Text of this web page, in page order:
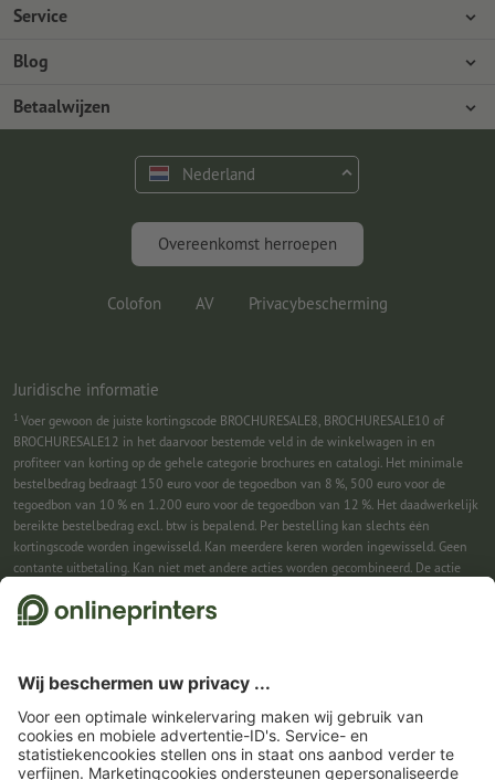
Ondernemingen
Milieubescherming
Service
Betaalwijzen
Verzending
Premium programma
Blog
Photoshop-tutorials
Gratis lettertypes en fonts
Marketing en insights
Betaalwijzen
Nederland
Overeenkomst herroepen
Colofon AV Privacybescherming
Juridische informatie
1 Voer gewoon de juiste kortingscode BROCHURESALE8, BROCHURESALE10 of
BROCHURESALE12 in het daarvoor bestemde veld in de winkelwagen in en
profiteer van korting op de gehele categorie brochures en catalogi. Het minimale
bestelbedrag bedraagt 150 euro voor de tegoedbon van 8 %, 500 euro voor de
tegoedbon van 10 % en 1.200 euro voor de tegoedbon van 12 %. Het daadwerkelijk
bereikte bestelbedrag excl. btw is bepalend. Per bestelling kan slechts één
kortingscode worden ingewisseld. Kan meerdere keren worden ingewisseld. Geen
contante uitbetaling. Kan niet met andere acties worden gecombineerd. De actie
2Je ontvangst eerst een e-mail waarin je de aanmelding voor de nieuwsbrief
ingewisseld. Geen minimumbestelwaarde. Maximale hoogte van de korting: € 150
van de bestelwaarde (netto). Geen contante uitbetaling. Kan niet worden
gecombineerd met andere acties of kortingscodes.De tegoedbon is na ontvangst
zes weken geldig.